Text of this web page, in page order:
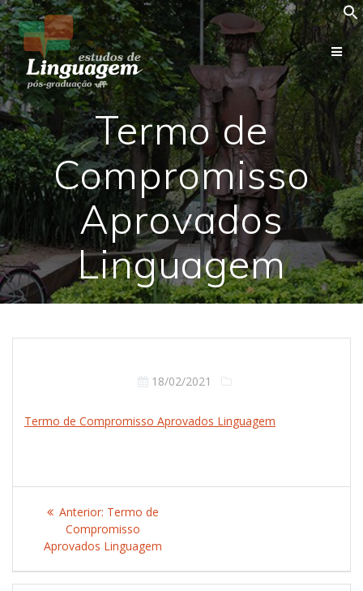
Skip
to
content
Termo de
Compromisso
Aprovados
Linguagem
18/02/2021
Termo de Compromisso Aprovados Linguagem
Navegação
de
Post
Anterior: Post
anterior:
Termo de
Compromisso
Aprovados Linguagem